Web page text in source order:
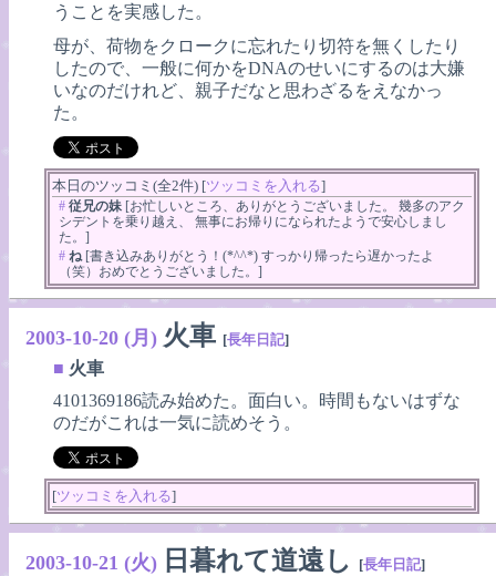
うことを実感した。
母が、荷物をクロークに忘れたり切符を無くしたり
したので、一般に何かをDNAのせいにするのは大嫌
いなのだけれど、親子だなと思わざるをえなかっ
た。
本日のツッコミ(全2件) [ツッコミを入れる]
# 従兄の妹 [お忙しいところ、ありがとうございました。 幾多のアク
シデントを乗り越え、 無事にお帰りになられたようで安心しまし
た。]
# ね [書き込みありがとう！(*^^*) すっかり帰ったら遅かったよ
（笑）おめでとうございました。]
2003-10-20 (月) 火車 [長年日記]
■ 火車
4101369186読み始めた。面白い。時間もないはずな
のだがこれは一気に読めそう。
[ツッコミを入れる]
2003-10-21 (火) 日暮れて道遠し [長年日記]